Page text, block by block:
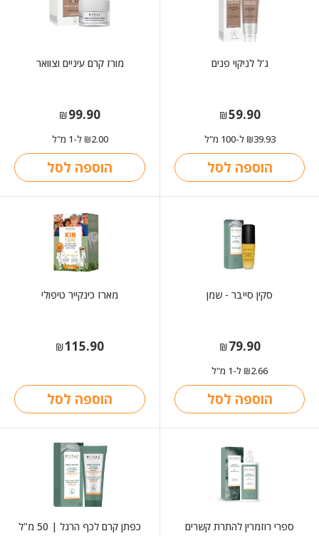
ג'ל לניקוי פנים
₪59.90
₪39.93 ל-100 מ"ל
הוספה לסל
מורז קרם עיניים וצוואר
₪99.90
₪2.00 ל-1 מ"ל
הוספה לסל
סקין סייבר - שמן
₪79.90
₪2.66 ל-1 מ"ל
הוספה לסל
מארז כינקייר טיפולי
₪115.90
הוספה לסל
ספרי רוזמרין להתרת קשרים כפתן קרם לכף הרגל | 50 מ"ל